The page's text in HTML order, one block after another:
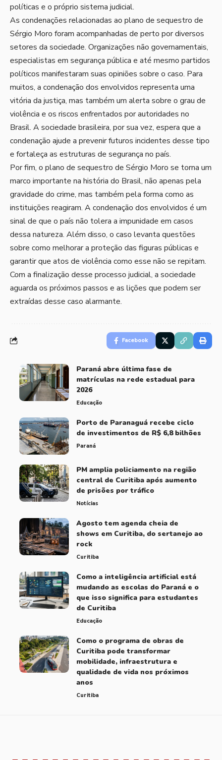
políticas e o próprio sistema judicial.
As condenações relacionadas ao plano de sequestro de
Sérgio Moro foram acompanhadas de perto por diversos
setores da sociedade. Organizações não governamentais,
especialistas em segurança pública e até mesmo partidos
políticos manifestaram suas opiniões sobre o caso. Para
muitos, a condenação dos envolvidos representa uma
vitória da justiça, mas também um alerta sobre o grau de
violência e os riscos enfrentados por autoridades no
Brasil. A sociedade brasileira, por sua vez, espera que a
condenação ajude a prevenir futuros incidentes desse tipo
e fortaleça as estruturas de segurança no país.
Por fim, o plano de sequestro de Sérgio Moro se torna um
marco importante na história do Brasil, não apenas pela
gravidade do crime, mas também pela forma como as
instituições reagiram. A condenação dos envolvidos é um
sinal de que o país não tolera a impunidade em casos
dessa natureza. Além disso, o caso levanta questões
sobre como melhorar a proteção das figuras públicas e
garantir que atos de violência como esse não se repitam.
Com a finalização desse processo judicial, a sociedade
aguarda os próximos passos e as lições que podem ser
extraídas desse caso alarmante.
Facebook
Paraná abre última fase de
matrículas na rede estadual para
2026
Educação
Porto de Paranaguá recebe ciclo
de investimentos de R$ 6,8 bilhões
Paraná
PM amplia policiamento na região
central de Curitiba após aumento
de prisões por tráfico
Notícias
Agosto tem agenda cheia de
shows em Curitiba, do sertanejo ao
rock
Curitiba
Como a inteligência artificial está
mudando as escolas do Paraná e o
que isso significa para estudantes
de Curitiba
Educação
Como o programa de obras de
Curitiba pode transformar
mobilidade, infraestrutura e
qualidade de vida nos próximos
anos
Curitiba